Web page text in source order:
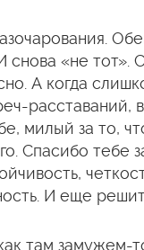
«не тот».
А когда
расставаний,
милый за то,
Спасибо тебе
И еще
там замужем-